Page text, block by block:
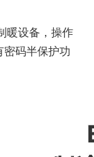
暖设备，操作
密码半保护功